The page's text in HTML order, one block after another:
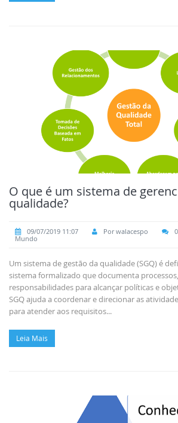
O que é um sistema de
qualidade?
09/07/2019 11:07 Por walacespo
Mundo
Um sistema de gestão da qualidade (SGQ) é
sistema formalizado que documenta
responsabilidades para alcançar políticas e
SGQ ajuda a coordenar e direcionar as
para atender aos requisitos...
Leia Mais